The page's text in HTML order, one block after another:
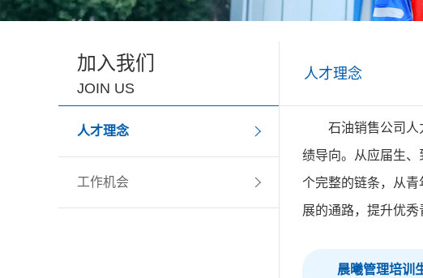
加入我们
JOIN US
人才理念
工作机会
人才理念
石油销售公司
绩导向。从应届生
个完整的链条，从
展的通路，提升优秀
晨曦管理培训